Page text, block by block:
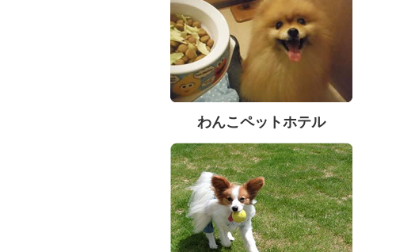
わんこペットホテル